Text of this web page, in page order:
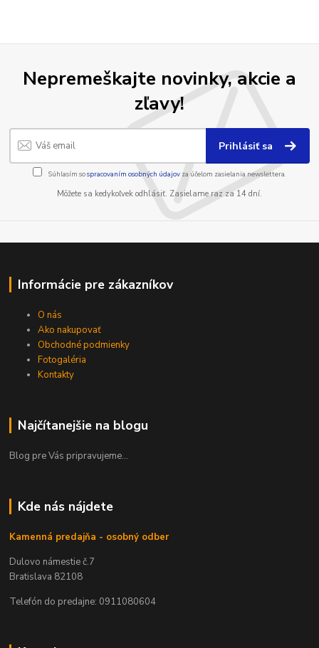
Nepremeškajte novinky, akcie a
zľavy!
Prihlásiť sa
Súhlasím sospracovaním osobných údajov za účelom zasielania newslettera.
Môžete sa kedykoľvek odhlásiť. Zasielame raz za 14 dní.
Informácie pre zákazníkov
O nás
Ako nakupovať
Obchodné podmienky
Fotogaléria
Kontakty
Najčítanejšie na blogu
Blog pre Vás pripravujeme...
Kde nás nájdete
Kamenná predajňa - osobný odber
Dulovo námestie č.7
Bratislava 82108
Telefón do predajne: 0911080604